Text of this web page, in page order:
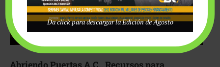
Abriendo Puertas A.C., Recursos para
Da click para descargar la Edición de Agosto